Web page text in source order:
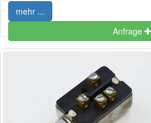
mehr ...
Anfrage